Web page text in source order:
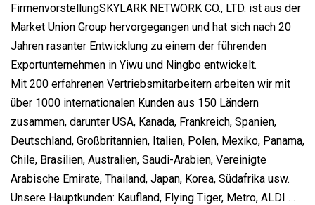
FirmenvorstellungSKYLARK NETWORK CO., LTD. ist aus der
Market Union Group hervorgegangen und hat sich nach 20
Jahren rasanter Entwicklung zu einem der führenden
Exportunternehmen in Yiwu und Ningbo entwickelt.
Mit 200 erfahrenen Vertriebsmitarbeitern arbeiten wir mit
über 1000 internationalen Kunden aus 150 Ländern
zusammen, darunter USA, Kanada, Frankreich, Spanien,
Deutschland, Großbritannien, Italien, Polen, Mexiko, Panama,
Chile, Brasilien, Australien, Saudi-Arabien, Vereinigte
Arabische Emirate, Thailand, Japan, Korea, Südafrika usw.
Unsere Hauptkunden: Kaufland, Flying Tiger, Metro, ALDI …